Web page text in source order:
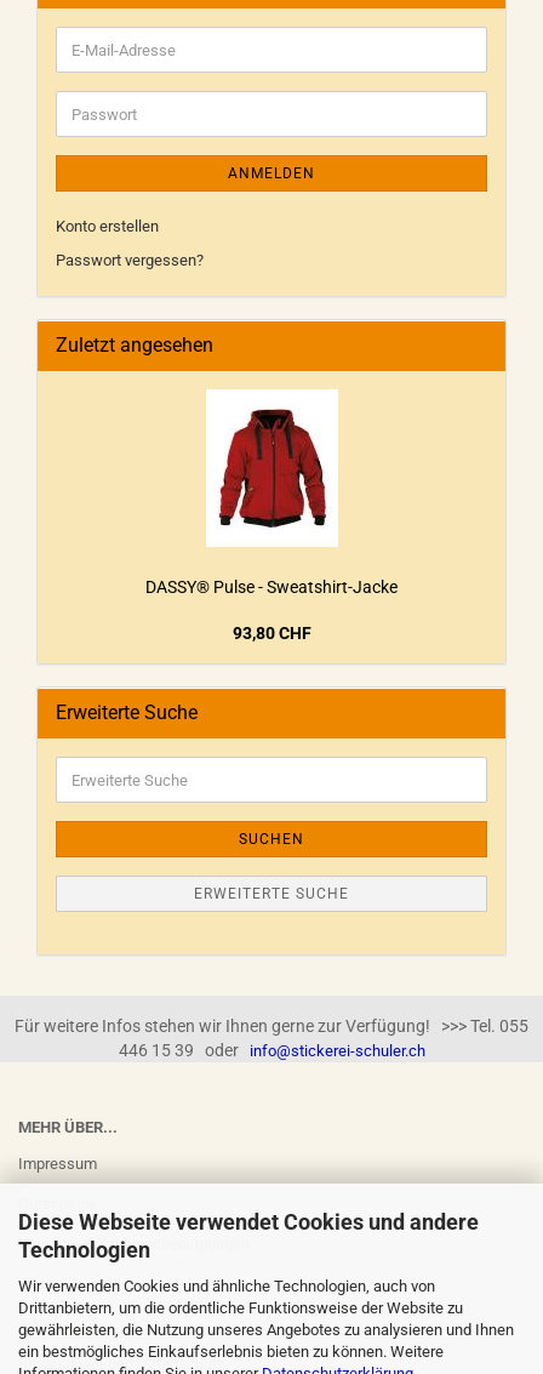
Diese Webseite verwendet Cookies und andere
Technologien
Wir verwenden Cookies und ähnliche Technologien, auch von
Drittanbietern, um die ordentliche Funktionsweise der Website zu
gewährleisten, die Nutzung unseres Angebotes zu analysieren und Ihnen
ein bestmögliches Einkaufserlebnis bieten zu können. Weitere
ANMELDEN
Konto erstellen
Passwort vergessen?
Zuletzt angesehen
DASSY® Pulse - Sweatshirt-Jacke
93,80 CHF
Erweiterte Suche
SUCHEN
ERWEITERTE SUCHE
Für weitere Infos stehen wir Ihnen gerne zur Verfügung! >>> Tel. 055
446 15 39 oder
info@stickerei-schuler.ch
MEHR ÜBER...
Impressum
Versand- & Zahlungsbedingungen
Widerrufsrecht
AGB
Privatsphäre und Datenschutz